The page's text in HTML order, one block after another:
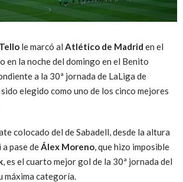
le marcó al Atlético de Madrid en el
en la noche del domingo en el Benito
a la 30ª jornada de LaLiga de
elegido como uno de los cinco mejores
colocado del de Sabadell, desde la altura
pase de Álex Moreno , que hizo imposible
, es el cuarto mejor gol de la 30ª jornada del
máxima categoría.